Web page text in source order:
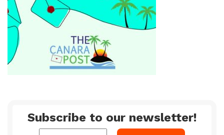
Subscribe to our newsletter!